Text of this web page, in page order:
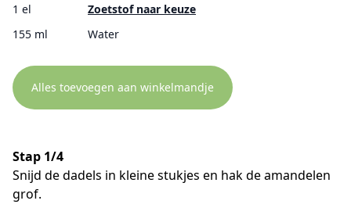
1 el
Zoetstof naar keuze
155 ml
Water
Alles toevoegen aan winkelmandje
Stap 1/4
Snijd de dadels in kleine stukjes en hak de amandelen
grof.